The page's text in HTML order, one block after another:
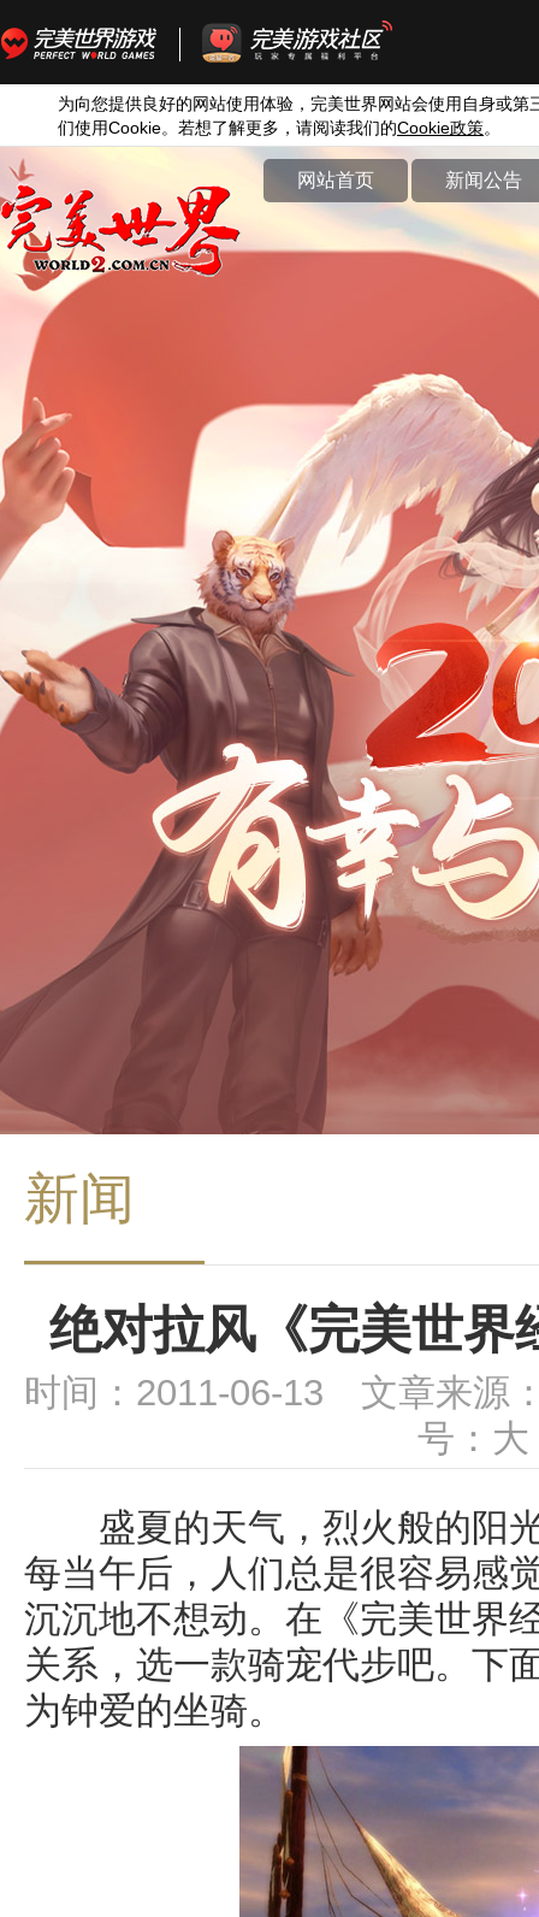
为向您提供良好的网站使用体验，完美世界网站会使用自身或第
们使用Cookie。若想了解更多，请阅读我们的Cookie政策。
网站首页 新闻公告
新闻
绝对拉风《完美世界
时间：2011-06-13 文章来源
号： 大
盛夏的天气，烈火般的阳光
每当午后，人们总是很容易感
沉沉地不想动。在《完美世界
关系，选一款骑宠代步吧。下
为钟爱的坐骑。